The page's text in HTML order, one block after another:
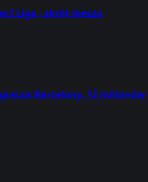
I Liga - skrót meczu
Barcelony. 12 milionów